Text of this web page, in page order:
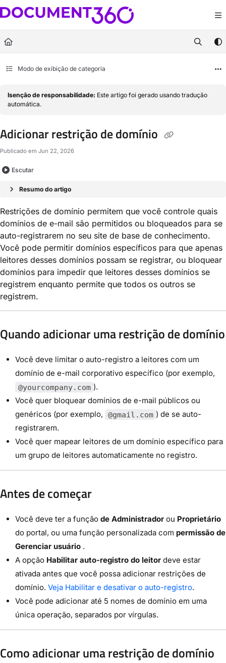
Documentation Index
Fetch the complete documentation index at:https://docs.document360.com/
Use this file to discover all available pages before exploring further.
Modo de exibição de categoria
Isenção de responsabilidade: Este artigo foi gerado usando tradução
automática.
Adicionar restrição de domínio
Publicado em Jun 22, 2026
Escutar
Resumo do artigo
Restrições de domínio permitem que você controle quais
domínios de e-mail são permitidos ou bloqueados para se
auto-registrarem no seu site de base de conhecimento.
Você pode permitir domínios específicos para que apenas
leitores desses domínios possam se registrar, ou bloquear
domínios para impedir que leitores desses domínios se
registrem enquanto permite que todos os outros se
registrem.
Quando adicionar uma restrição de domínio
Você deve limitar o auto-registro a leitores com um
domínio de e-mail corporativo específico (por exemplo,
@yourcompany.com ).
Você quer bloquear domínios de e-mail públicos ou
genéricos (por exemplo,
@gmail.com ) de se auto-
registrarem.
Você quer mapear leitores de um domínio específico para
um grupo de leitores automaticamente no registro.
Antes de começar
Você deve ter a função de Administrador ou Proprietário
do portal, ou uma função personalizada com permissão de
Gerenciar usuário .
A opção Habilitar auto-registro do leitor deve estar
ativada antes que você possa adicionar restrições de
domínio. Veja Habilitar e desativar o auto-registro.
Você pode adicionar até 5 nomes de domínio em uma
única operação, separados por vírgulas.
Como adicionar uma restrição de domínio